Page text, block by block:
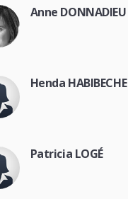
Anne DONNADIEU
Henda HABIBECHE
Patricia LOGÉ